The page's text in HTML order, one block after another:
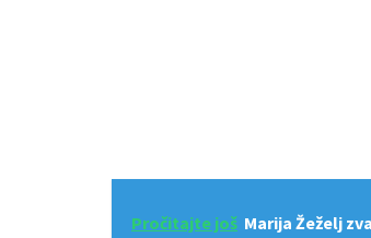
Pročitajte još Marija Žeželj